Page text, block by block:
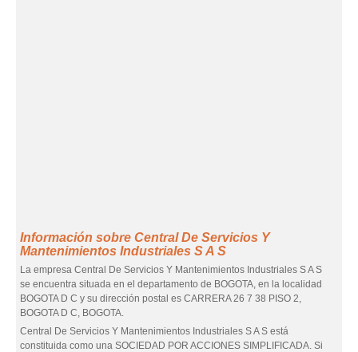
Información sobre Central De Servicios Y
Mantenimientos Industriales S A S
La empresa Central De Servicios Y Mantenimientos Industriales S A S
se encuentra situada en el departamento de BOGOTA, en la localidad
BOGOTA D C y su dirección postal es CARRERA 26 7 38 PISO 2,
BOGOTA D C, BOGOTA.
Central De Servicios Y Mantenimientos Industriales S A S está
constituida como una SOCIEDAD POR ACCIONES SIMPLIFICADA. Si